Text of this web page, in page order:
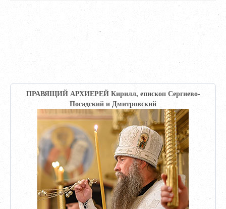
ПРАВЯЩИЙ АРХИЕРЕЙ Кирилл, епископ Сергиево-
Посадский и Дмитровский